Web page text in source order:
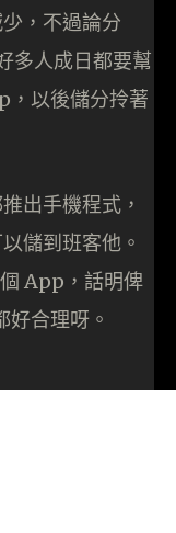
，不過論分
多人成日都要幫
以後儲分拎著
出手機程式，
儲到班客他。
App，話明俾
好合理呀。